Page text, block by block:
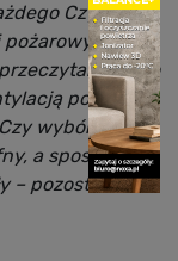
Czytelnika
i
tego
pożarową
wybór
a sposób jego
– pozostawiam